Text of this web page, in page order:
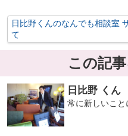
日比野くんのなんでも相談室
て
この記
日比野 くん
常に新しいこと